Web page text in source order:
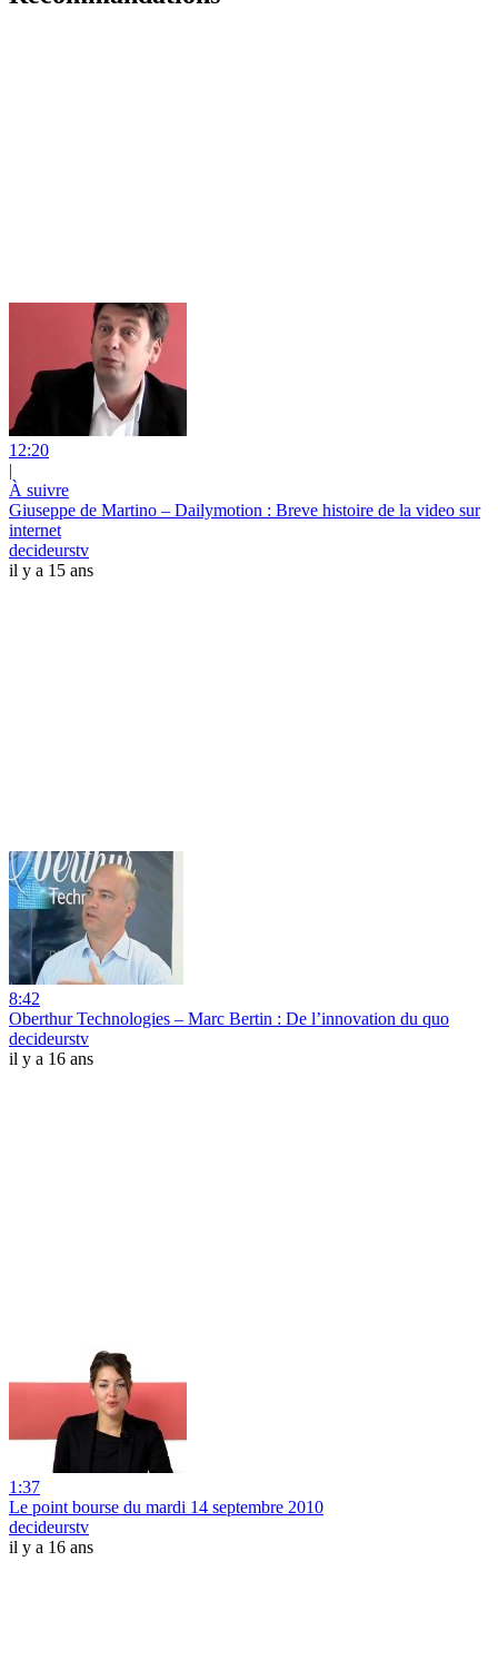
12:20
|
À suivre
Giuseppe de Martino – Dailymotion : Breve histoire de la video sur
internet
decideurstv
il y a 15 ans
8:42
Oberthur Technologies – Marc Bertin : De l’innovation du quo
decideurstv
il y a 16 ans
1:37
Le point bourse du mardi 14 septembre 2010
decideurstv
il y a 16 ans